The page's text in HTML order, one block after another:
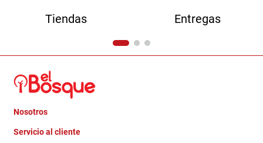
Tiendas Entregas
Nosotros
Quienes somos
Servicio al cliente